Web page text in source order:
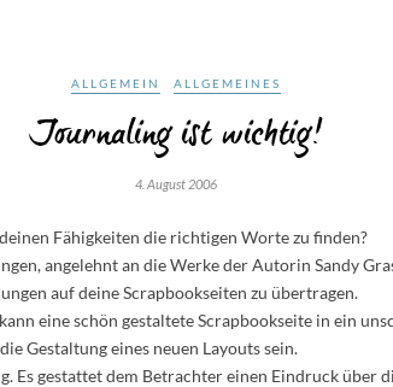
ALLGEMEIN ALLGEMEINES
Journaling ist wichtig!
4. August 2006
Fähigkeiten die richtigen Worte zu finden?
angelehnt an die Werke der Autorin Sandy
auf deine Scrapbookseiten zu übertragen.
eine schön gestaltete Scrapbookseite in ein
Gestaltung eines neuen Layouts sein.
Es gestattet dem Betrachter einen Eindruck über